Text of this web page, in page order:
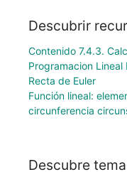
Descubrir
Contenido 7.4.3.
Programacion Lineal
Recta de Euler
Función lineal:
circunferencia
Descubre